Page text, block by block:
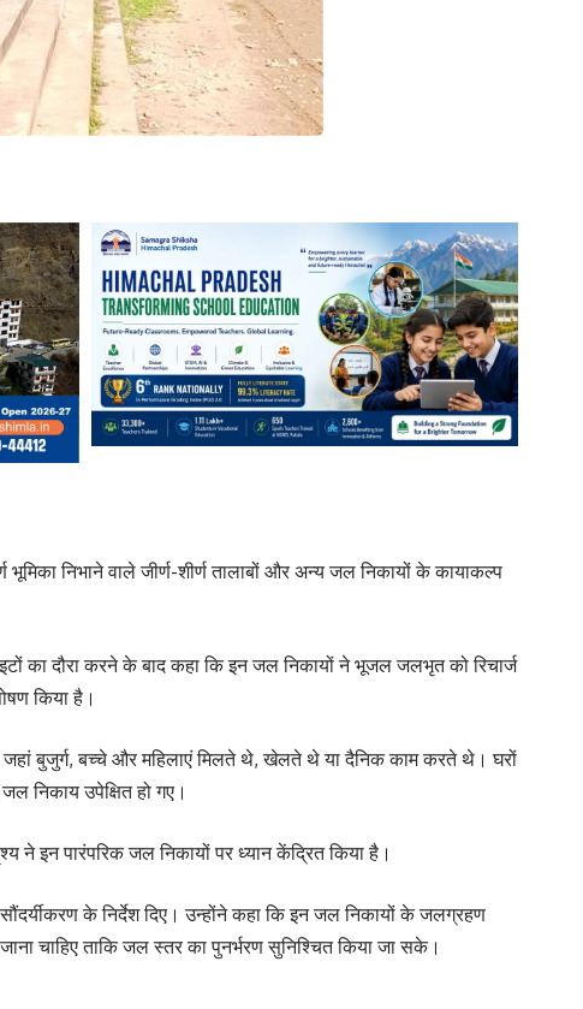
निभाने वाले जीर्ण-शीर्ण तालाबों और अन्य जल निकायों के कायाकल्प
का दौरा करने के बाद कहा कि इन जल निकायों ने भूजल जलभृत को रिचार्ज
किया है।
जहां बुजुर्ग, बच्चे और महिलाएं मिलते थे, खेलते थे या दैनिक काम करते थे। घरों
निकाय उपेक्षित हो गए।
ने इन पारंपरिक जल निकायों पर ध्यान केंद्रित किया है।
सौंदर्यीकरण के निर्देश दिए। उन्होंने कहा कि इन जल निकायों के जलग्रहण
चाहिए ताकि जल स्तर का पुनर्भरण सुनिश्चित किया जा सके।